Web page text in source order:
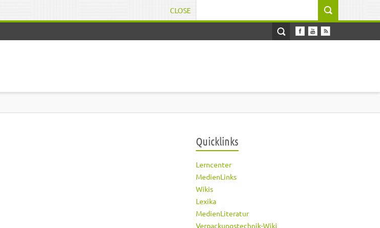
CLOSE
Quicklinks
Lerncenter
MedienLinks
Wikis
Lexika
MedienLiteratur
Verpackungstechnik-Wiki